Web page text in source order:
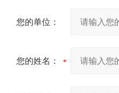
您的单位：
您的姓名：